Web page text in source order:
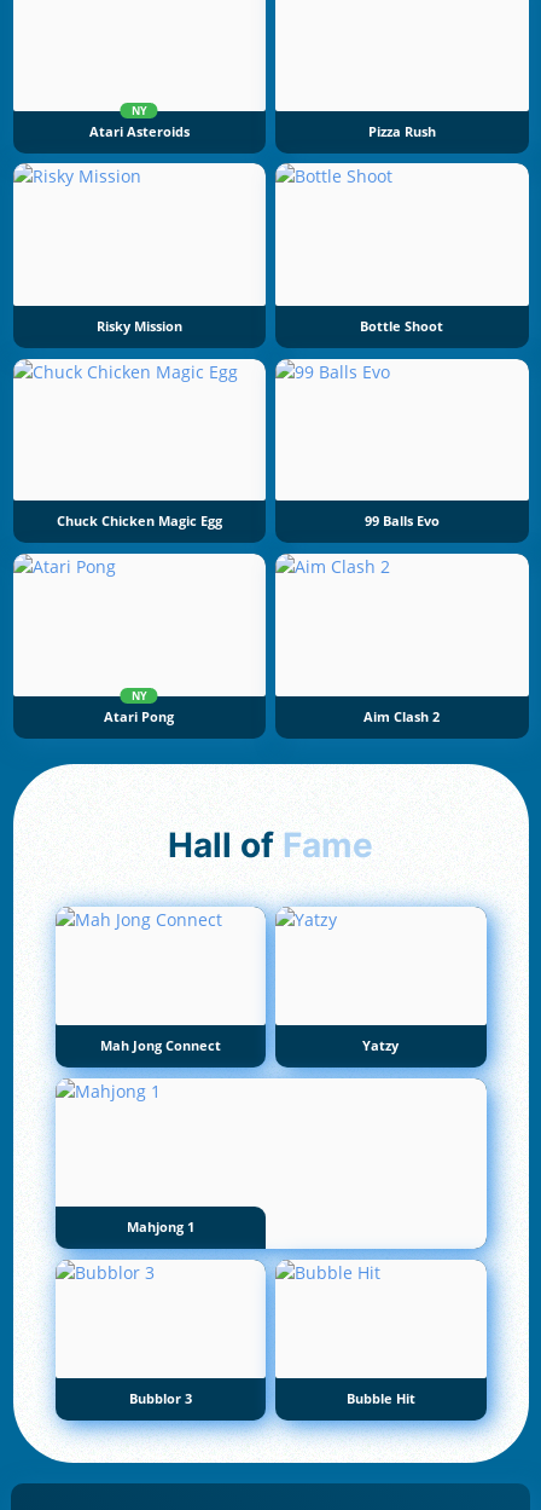
NY
Atari Asteroids Pizza Rush
Risky Mission Bottle Shoot
Chuck Chicken Magic Egg 99 Balls Evo
NY
Atari Pong Aim Clash 2
Hall of Fame
Mah Jong Connect Yatzy
Mahjong 1
Bubblor 3 Bubble Hit